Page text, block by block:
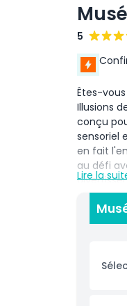
5
Êtes-
Illusions
conçu
sensoriel
en fait
au défi
le
bouge
infinie
de jeux
Lire la